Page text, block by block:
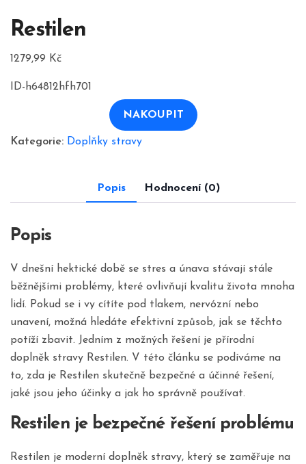
Restilen
1279,99 Kč
ID-h64812hfh701
NAKOUPIT
Kategorie: Doplňky stravy
Popis Hodnocení (0)
Popis
V dnešní hektické době se stres a únava stávají stále
běžnějšími problémy, které ovlivňují kvalitu života mnoha
lidí. Pokud se i vy cítíte pod tlakem, nervózní nebo
unavení, možná hledáte efektivní způsob, jak se těchto
potíží zbavit. Jedním z možných řešení je přírodní
doplněk stravy Restilen. V této článku se podíváme na
to, zda je Restilen skutečně bezpečné a účinné řešení,
jaké jsou jeho účinky a jak ho správně používat.
Restilen je bezpečné řešení problému
Restilen je moderní doplněk stravy, který se zaměřuje na